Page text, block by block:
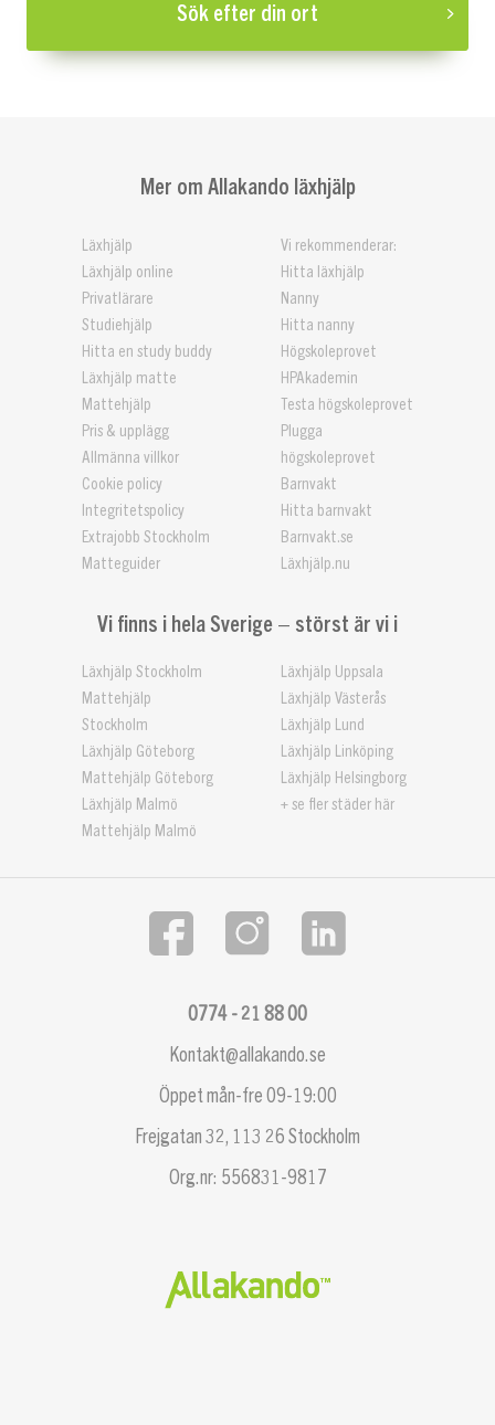
Sök efter din ort
Mer om Allakando läxhjälp
Läxhjälp
Läxhjälp online
Privatlärare
Studiehjälp
Hitta en study buddy
Läxhjälp matte
Mattehjälp
Pris & upplägg
Allmänna villkor
Cookie policy
Integritetspolicy
Extrajobb Stockholm
Matteguider
Vi rekommenderar:
Hitta läxhjälp
Nanny
Hitta nanny
Högskoleprovet
HPAkademin
Testa högskoleprovet
Plugga
högskoleprovet
Barnvakt
Hitta barnvakt
Barnvakt.se
Läxhjälp.nu
Vi finns i hela Sverige – störst är vi i
Läxhjälp Stockholm
Mattehjälp
Stockholm
Läxhjälp Göteborg
Mattehjälp Göteborg
Läxhjälp Malmö
Mattehjälp Malmö
Läxhjälp Uppsala
Läxhjälp Västerås
Läxhjälp Lund
Läxhjälp Linköping
Läxhjälp Helsingborg
+ se fler städer här
Kontakt@allakando.se
0774 - 21 88 00
Öppet mån-fre 09-19:00
Frejgatan 32, 113 26 Stockholm
Org.nr: 556831-9817